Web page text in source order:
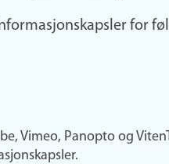
for
Vimeo, Panopto og